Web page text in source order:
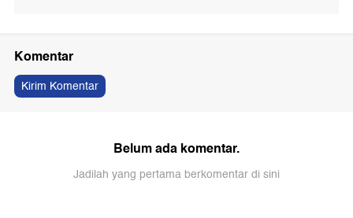
Komentar
Kirim Komentar
Belum ada komentar.
Jadilah yang pertama berkomentar di sini